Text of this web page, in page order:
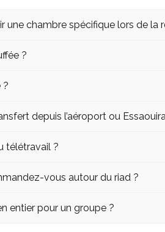
une chambre spécifique lors de la
?
?
depuis l’aéroport ou
télétravail ?
vous autour du riad ?
entier pour un groupe ?